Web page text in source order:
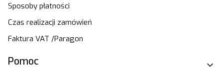
Sposoby płatności
Czas realizacji zamówień
Faktura VAT /Paragon
Pomoc